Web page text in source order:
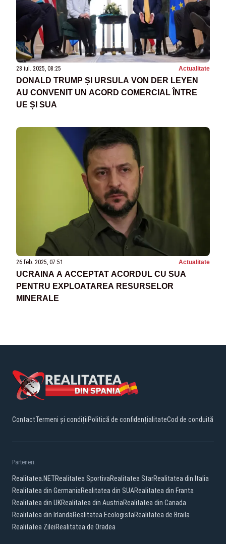
28 iul. 2025, 08:25 Actualitate
DONALD TRUMP ȘI URSULA VON DER LEYEN
AU CONVENIT UN ACORD COMERCIAL ÎNTRE
UE ȘI SUA
26 feb. 2025, 07:51 Actualitate
UCRAINA A ACCEPTAT ACORDUL CU SUA
PENTRU EXPLOATAREA RESURSELOR
MINERALE
ContactTermeni și condițiiPolitică de confidențialitateCod de conduită
Parteneri:
Realitatea.NETRealitatea SportivaRealitatea StarRealitatea din Italia
Realitatea din GermaniaRealitatea din SUARealitatea din Franta
Realitatea din UKRealitatea din AustriaRealitatea din Canada
Realitatea din IrlandaRealitatea EcologistaRealitatea de Braila
Realitatea ZileiRealitatea de Oradea